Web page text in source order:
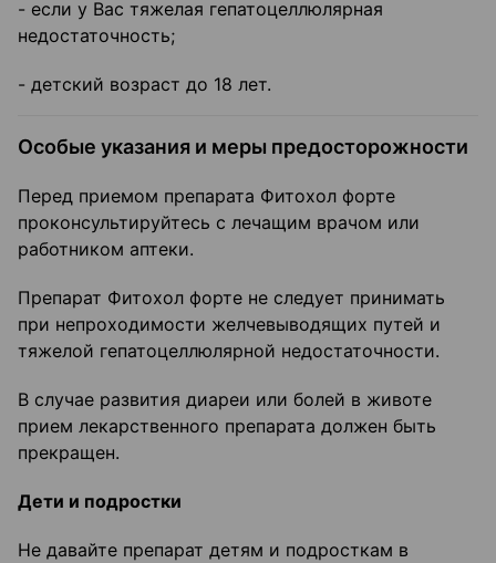
- если у Вас тяжелая гепатоцеллюлярная
недостаточность;
- детский возраст до 18 лет.
Особые указания и меры предосторожности
Перед приемом препарата Фитохол форте
проконсультируйтесь с лечащим врачом или
работником аптеки.
Препарат Фитохол форте не следует принимать
при непроходимости желчевыводящих путей и
тяжелой гепатоцеллюлярной недостаточности.
В случае развития диареи или болей в животе
прием лекарственного препарата должен быть
прекращен.
Дети и подростки
Не давайте препарат детям и подросткам в